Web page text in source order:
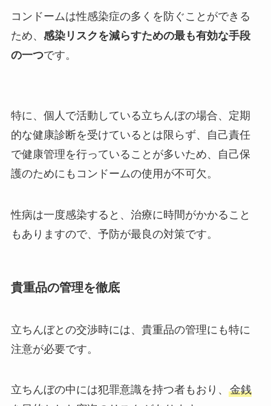
コンドームは性感染症の多くを防ぐことができる
ため、 感染リスクを減らすための最も有効な手段
の一つです。
特に、個人で活動している立ちんぼの場合、定期
的な健康診断を受けているとは限らず、自己責任
で健康管理を行っていることが多いため、自己保
護のためにもコンドームの使用が不可欠。
性病は一度感染すると、治療に時間がかかること
もありますので、予防が最良の対策です。
貴重品の管理を徹底
立ちんぼとの交渉時には、貴重品の管理にも特に
注意が必要です。
立ちんぼの中には犯罪意識を持つ者もおり、 金銭